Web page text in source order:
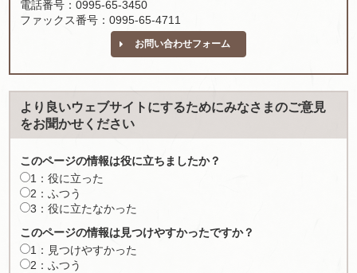
電話番号：0995-65-3450
ファックス番号：0995-65-4711
お問い合わせフォーム
より良いウェブサイトにするためにみなさまのご意見
をお聞かせください
このページの情報は役に立ちましたか？
1：役に立った
2：ふつう
3：役に立たなかった
このページの情報は見つけやすかったですか？
1：見つけやすかった
2：ふつう